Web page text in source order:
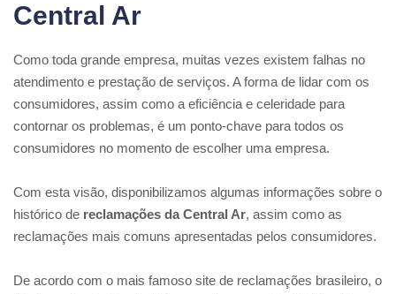
Central Ar
Como toda grande empresa, muitas vezes existem falhas no
atendimento e prestação de serviços. A forma de lidar com os
consumidores, assim como a eficiência e celeridade para
contornar os problemas, é um ponto-chave para todos os
consumidores no momento de escolher uma empresa.
Com esta visão, disponibilizamos algumas informações sobre o
histórico de reclamações da Central Ar, assim como as
reclamações mais comuns apresentadas pelos consumidores.
De acordo com o mais famoso site de reclamações brasileiro, o